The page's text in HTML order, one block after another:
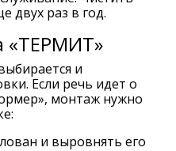
двух раз в год.
«ТЕРМИТ»
и
Если речь идет о
монтаж нужно
и выровнять его